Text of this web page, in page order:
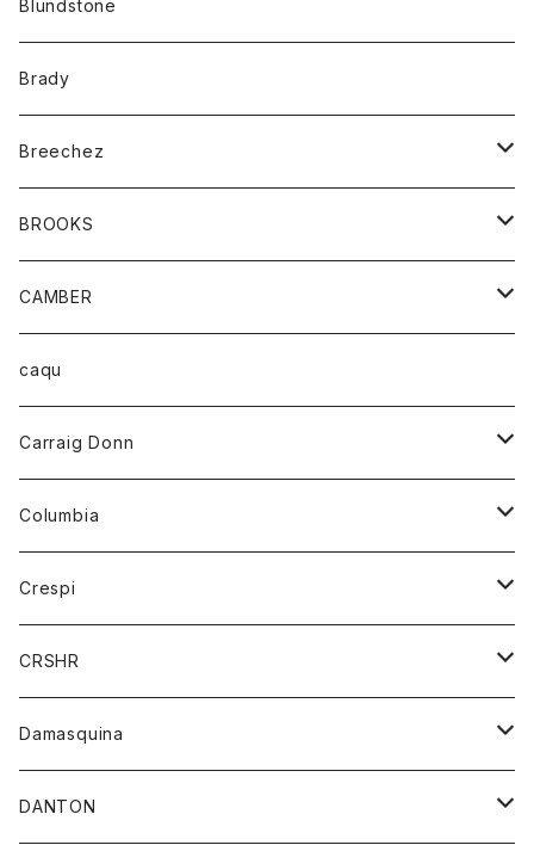
コート
アクセサリー
バッグ
ベルト
キッズ
Tシャツ
グッズ
アンダーウェアー
カードホルダー
チーフ
バンダナ
トップス
カーディガン
トレーナー
パーカー
ボトム
オーバーオール
ショートパンツ
レディース
オーバーオール
カーディガン
サングラス
Blundstone
Brady
Breechez
シャツ
BROOKS
グッズ
靴
CAMBER
トップス
ハーフスリーブTシャツ
caqu
Carraig Donn
ニット
Columbia
アウター
ジャケット
Crespi
ジャケット
ワンピース
ブラウス
CRSHR
キャップ
Damasquina
ウォレット
DANTON